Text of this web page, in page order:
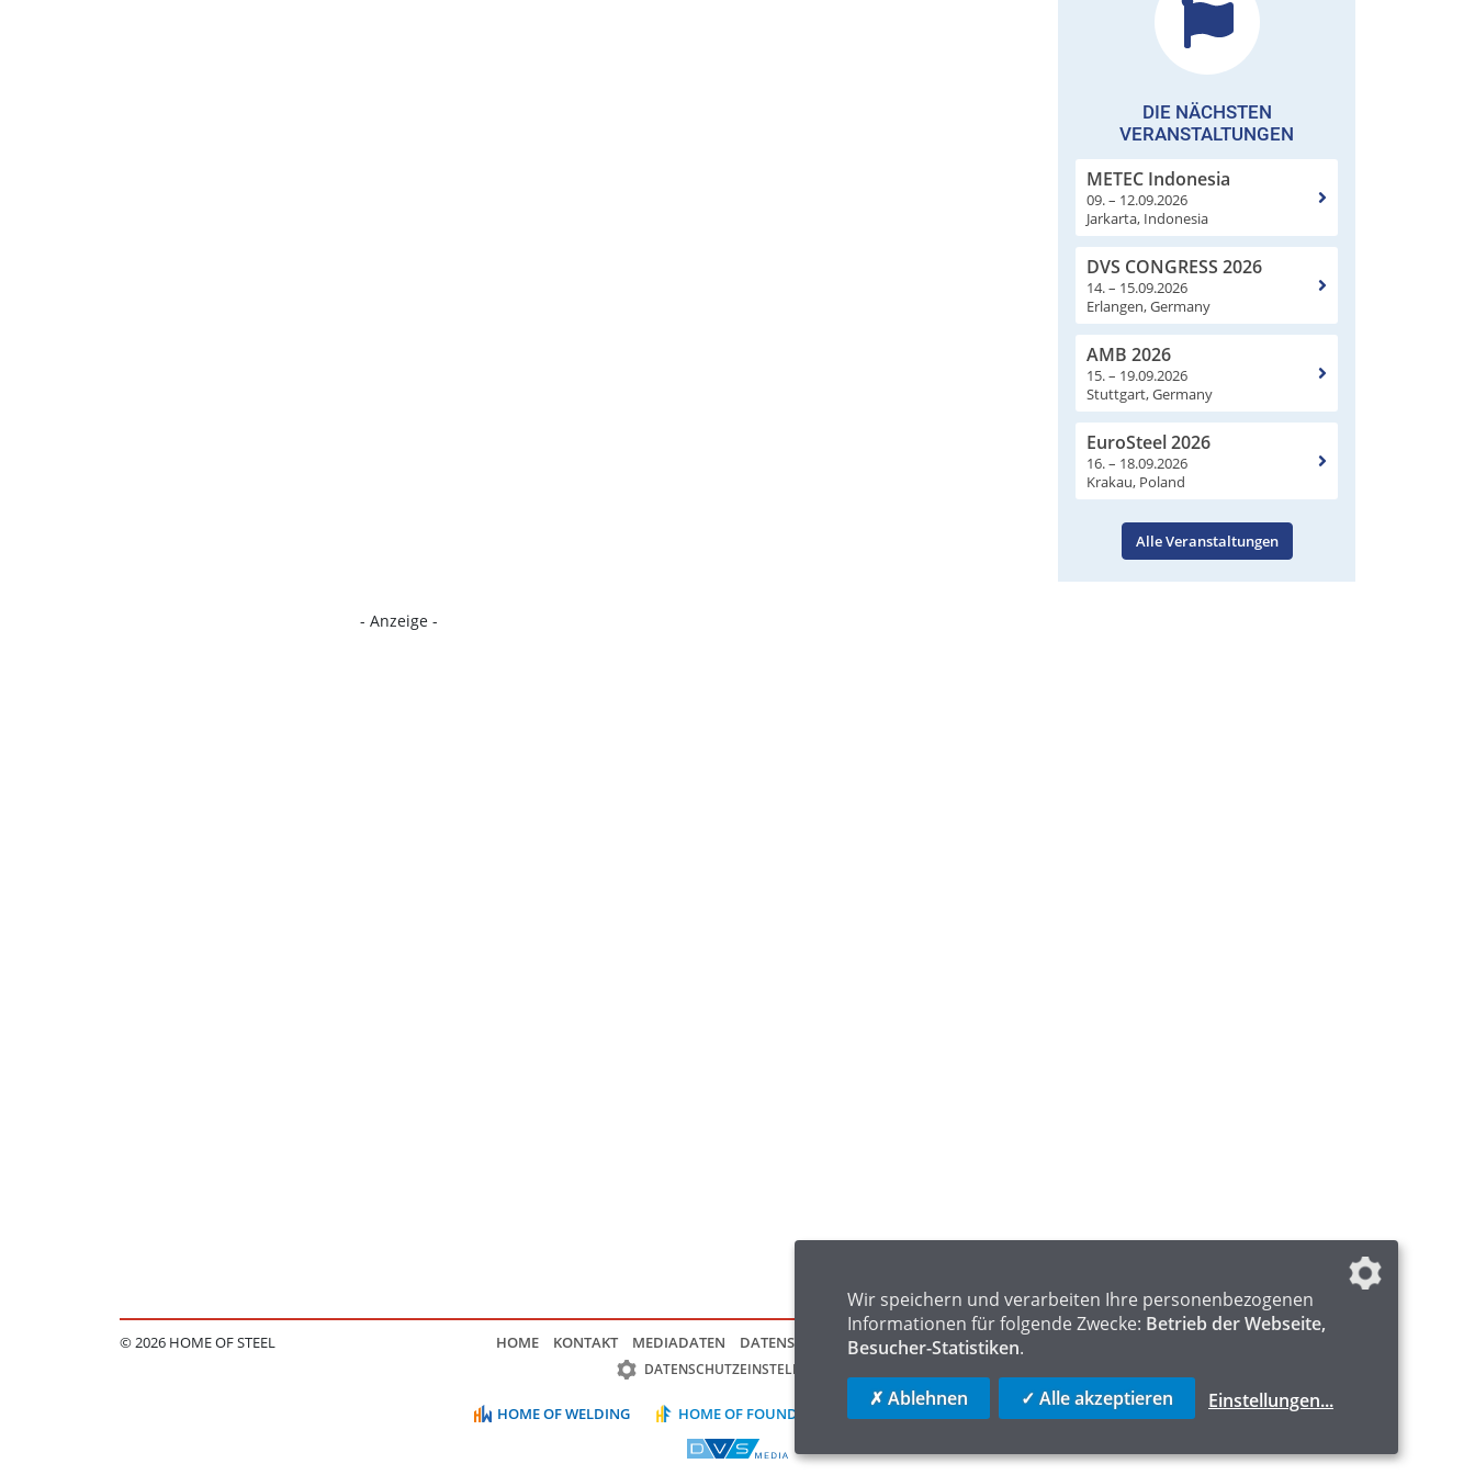
DIE NÄCHSTEN
VERANSTALTUNGEN
METEC Indonesia
09. – 12.09.2026
Jarkarta, Indonesia
DVS CONGRESS 2026
14. – 15.09.2026
Erlangen, Germany
AMB 2026
15. – 19.09.2026
Stuttgart, Germany
EuroSteel 2026
16. – 18.09.2026
Krakau, Poland
Alle Veranstaltungen
- Anzeige -
© 2026 HOME OF STEEL HOME KONTAKT MEDIADATEN DATENSCHUTZ IMPRESSUM FAQ
DATENSCHUTZEINSTELLUNGEN
HOME OF WELDING HOME OF FOUNDRY HOME OF LOGISTICS
Wir speichern und verarbeiten Ihre personenbezogenen
Informationen für folgende Zwecke: Betrieb der Webseite,
Besucher-Statistiken.
✗ Ablehnen ✓ Alle akzeptieren Einstellungen...